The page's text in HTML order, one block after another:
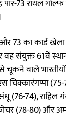
73 रॉयल गोल्फ
73 का कार्ड
संयुक्त 61वें
चूकने वाले
चिक्कारंगप्पा
(76-74), राहिल
(78-80) और